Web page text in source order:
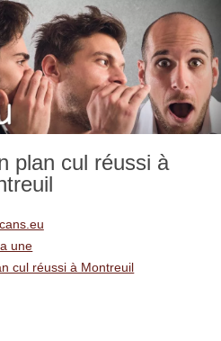
plan cul réussi à
une
cul réussi à Montreuil